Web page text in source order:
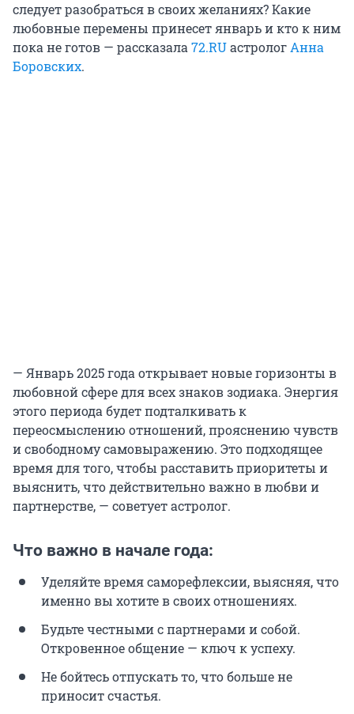
следует разобраться в своих желаниях? Какие
любовные перемены принесет январь и кто к ним
пока не готов — рассказала72.RUастрологАнна
Боровских.
— Январь 2025 года открывает новые горизонты в
любовной сфере для всех знаков зодиака. Энергия
этого периода будет подталкивать к
переосмыслению отношений, прояснению чувств
и свободному самовыражению. Это подходящее
время для того, чтобы расставить приоритеты и
выяснить, что действительно важно в любви и
партнерстве, — советует астролог.
Что важно в начале года:
Уделяйте время саморефлексии, выясняя, что
именно вы хотите в своих отношениях.
Будьте честными с партнерами и собой.
Откровенное общение — ключ к успеху.
Не бойтесь отпускать то, что больше не
приносит счастья.